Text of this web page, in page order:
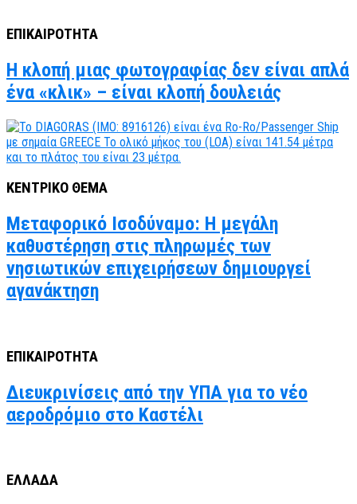
ΕΠΙΚΑΙΡΟΤΗΤΑ
Η κλοπή μιας φωτογραφίας δεν είναι απλά
ένα «κλικ» – είναι κλοπή δουλειάς
ΚΕΝΤΡΙΚΟ ΘΕΜΑ
Μεταφορικό Ισοδύναμο: Η μεγάλη
καθυστέρηση στις πληρωμές των
νησιωτικών επιχειρήσεων δημιουργεί
αγανάκτηση
ΕΠΙΚΑΙΡΟΤΗΤΑ
Διευκρινίσεις από την ΥΠΑ για το νέο
αεροδρόμιο στο Καστέλι
ΕΛΛΑΔΑ